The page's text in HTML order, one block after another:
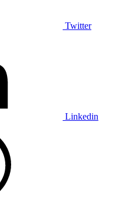
Twitter
Linkedin